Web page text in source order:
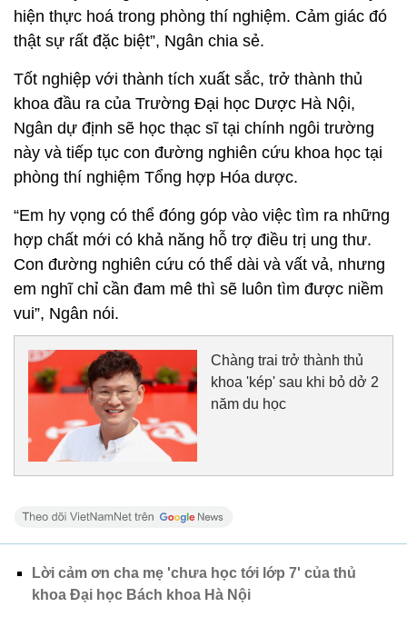
hiện thực hoá trong phòng thí nghiệm. Cảm giác đó
thật sự rất đặc biệt”, Ngân chia sẻ.
Tốt nghiệp với thành tích xuất sắc, trở thành thủ
khoa đầu ra của Trường Đại học Dược Hà Nội,
Ngân dự định sẽ học thạc sĩ tại chính ngôi trường
này và tiếp tục con đường nghiên cứu khoa học tại
phòng thí nghiệm Tổng hợp Hóa dược.
“Em hy vọng có thể đóng góp vào việc tìm ra những
hợp chất mới có khả năng hỗ trợ điều trị ung thư.
Con đường nghiên cứu có thể dài và vất vả, nhưng
em nghĩ chỉ cần đam mê thì sẽ luôn tìm được niềm
vui”, Ngân nói.
Chàng trai trở thành thủ
khoa 'kép' sau khi bỏ dở 2
năm du học
Lời cảm ơn cha mẹ 'chưa học tới lớp 7' của thủ
khoa Đại học Bách khoa Hà Nội